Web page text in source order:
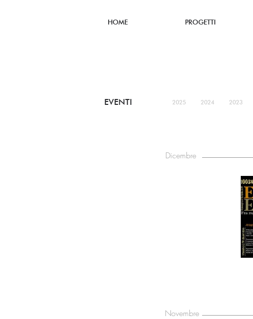
HOME PROGETTI
EVENTI 2025 2024 2023
Dicembre
Novembre